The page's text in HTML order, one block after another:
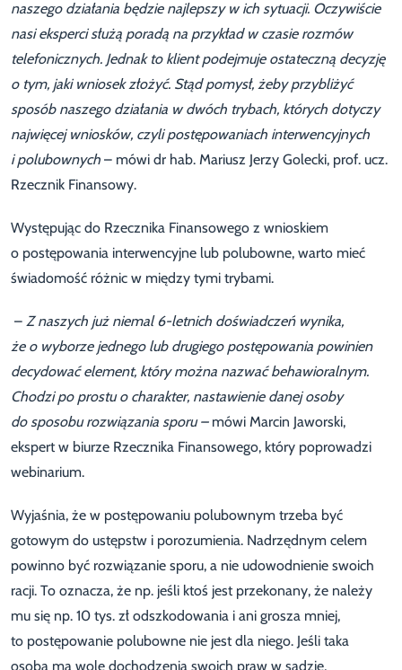
naszego działania będzie najlepszy w ich sytuacji. Oczywiście
nasi eksperci służą poradą na przykład w czasie rozmów
telefonicznych. Jednak to klient podejmuje ostateczną decyzję
o tym, jaki wniosek złożyć. Stąd pomysł, żeby przybliżyć
sposób naszego działania w dwóch trybach, których dotyczy
najwięcej wniosków, czyli postępowaniach interwencyjnych
i polubownych – mówi dr hab. Mariusz Jerzy Golecki, prof. ucz.
Rzecznik Finansowy.
Występując do Rzecznika Finansowego z wnioskiem
o postępowania interwencyjne lub polubowne, warto mieć
świadomość różnic w między tymi trybami.
– Z naszych już niemal 6-letnich doświadczeń wynika,
że o wyborze jednego lub drugiego postępowania powinien
decydować element, który można nazwać behawioralnym.
Chodzi po prostu o charakter, nastawienie danej osoby
do sposobu rozwiązania sporu –mówi Marcin Jaworski,
ekspert w biurze Rzecznika Finansowego, który poprowadzi
webinarium.
Wyjaśnia, że w postępowaniu polubownym trzeba być
gotowym do ustępstw i porozumienia. Nadrzędnym celem
powinno być rozwiązanie sporu, a nie udowodnienie swoich
racji. To oznacza, że np. jeśli ktoś jest przekonany, że należy
mu się np. 10 tys. zł odszkodowania i ani grosza mniej,
to postępowanie polubowne nie jest dla niego. Jeśli taka
osoba ma wolę dochodzenia swoich praw w sądzie,